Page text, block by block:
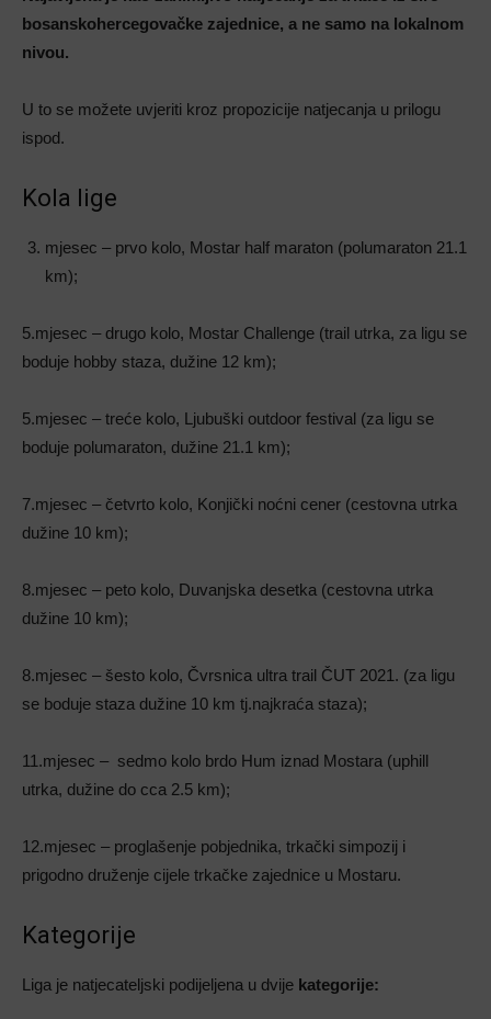
bosanskohercegovačke zajednice, a ne samo na lokalnom
nivou.
U to se možete uvjeriti kroz propozicije natjecanja u prilogu
ispod.
Kola lige
mjesec – prvo kolo, Mostar half maraton (polumaraton 21.1
km);
5.mjesec – drugo kolo, Mostar Challenge (trail utrka, za ligu se
boduje hobby staza, dužine 12 km);
5.mjesec – treće kolo, Ljubuški outdoor festival (za ligu se
boduje polumaraton, dužine 21.1 km);
7.mjesec – četvrto kolo, Konjički noćni cener (cestovna utrka
dužine 10 km);
8.mjesec – peto kolo, Duvanjska desetka (cestovna utrka
dužine 10 km);
8.mjesec – šesto kolo, Čvrsnica ultra trail ČUT 2021. (za ligu
se boduje staza dužine 10 km tj.najkraća staza);
11.mjesec – sedmo kolo brdo Hum iznad Mostara (uphill
utrka, dužine do cca 2.5 km);
12.mjesec – proglašenje pobjednika, trkački simpozij i
prigodno druženje cijele trkačke zajednice u Mostaru.
Kategorije
Liga je natjecateljski podijeljena u dvije kategorije: